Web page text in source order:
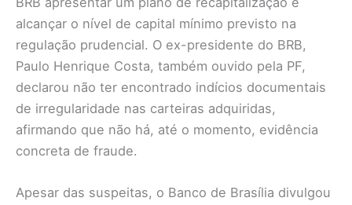
alcançar o nível de capital mínimo previsto na
regulação prudencial. O ex-presidente do BRB,
Paulo Henrique Costa, também ouvido pela PF,
declarou não ter encontrado indícios documentais
de irregularidade nas carteiras adquiridas,
afirmando que não há, até o momento, evidência
concreta de fraude.
Apesar das suspeitas, o Banco de Brasília divulgou